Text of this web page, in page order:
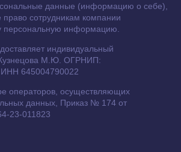
данные (информацию о себе),
право сотрудникам компании
персональную информацию.
индивидуальный
М.Ю. ОГРНИП:
645004790022
операторов, осуществляющих
данных, Приказ № 174 от
23-011823